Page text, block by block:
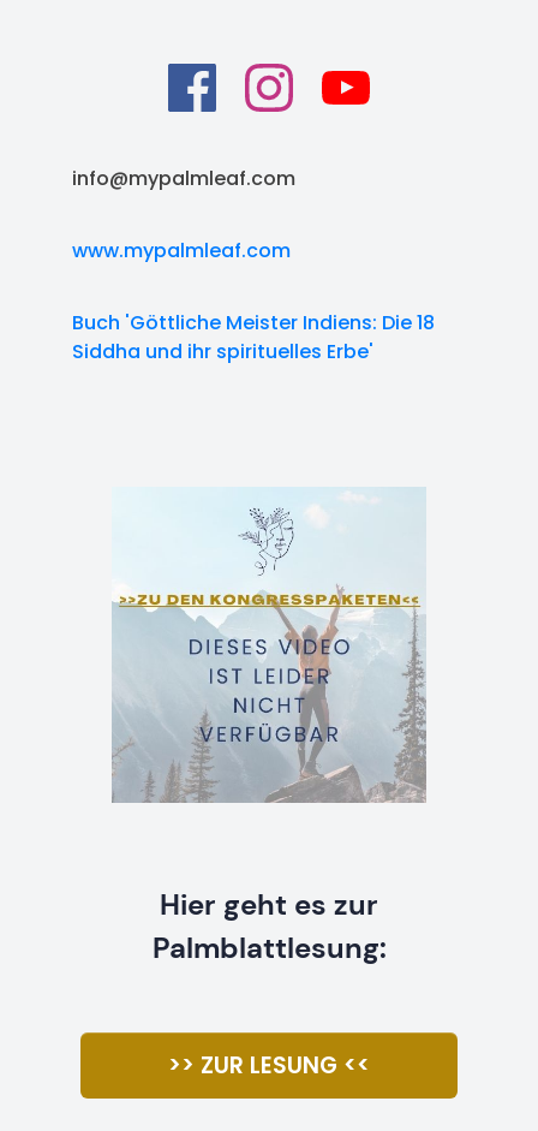
info@mypalmleaf.com
www.mypalmleaf.com
Buch 'Göttliche Meister Indiens: Die 18
Siddha und ihr spirituelles Erbe'
Hier geht es zur
Palmblattlesung:
>> ZUR LESUNG <<